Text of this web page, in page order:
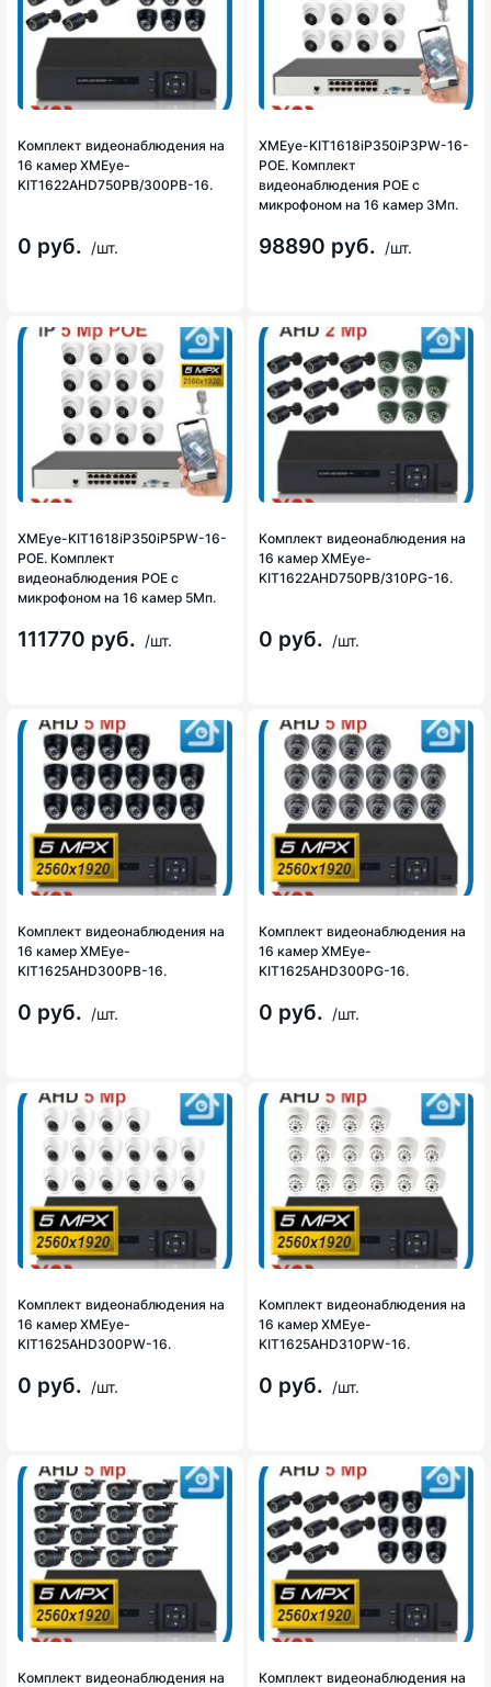
Комплект видеонаблюдения на
16 камер XMEye-
KIT1622AHD750PB/300PB-16.
0 руб. /шт.
XMEye-KIT1618iP350iP3PW-16-
POE. Комплект
видеонаблюдения POE с
микрофоном на 16 камер 3Мп.
98890 руб. /шт.
XMEye-KIT1618iP350iP5PW-16-
POE. Комплект
видеонаблюдения POE с
микрофоном на 16 камер 5Мп.
111770 руб. /шт.
Комплект видеонаблюдения на
16 камер XMEye-
KIT1622AHD750PB/310PG-16.
0 руб. /шт.
Комплект видеонаблюдения на
16 камер XMEye-
KIT1625AHD300PB-16.
0 руб. /шт.
Комплект видеонаблюдения на
16 камер XMEye-
KIT1625AHD300PG-16.
0 руб. /шт.
Комплект видеонаблюдения на
16 камер XMEye-
KIT1625AHD300PW-16.
0 руб. /шт.
Комплект видеонаблюдения на
16 камер XMEye-
KIT1625AHD310PW-16.
0 руб. /шт.
Комплект видеонаблюдения на
Комплект видеонаблюдения на